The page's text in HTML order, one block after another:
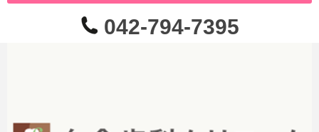
042-794-7395